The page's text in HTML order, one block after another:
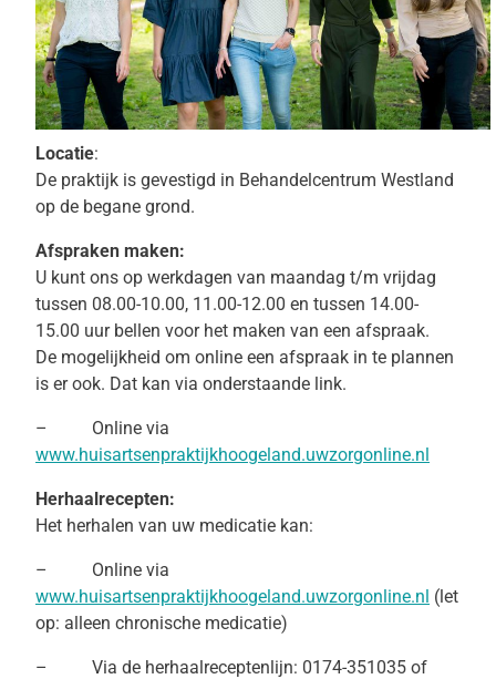
Locatie:
De praktijk is gevestigd in Behandelcentrum Westland
op de begane grond.
Afspraken maken:
U kunt ons op werkdagen van maandag t/m vrijdag
tussen 08.00-10.00, 11.00-12.00 en tussen 14.00-
15.00 uur bellen voor het maken van een afspraak.
De mogelijkheid om online een afspraak in te plannen
is er ook. Dat kan via onderstaande link.
– Online via
www.huisartsenpraktijkhoogeland.uwzorgonline.nl
Herhaalrecepten:
Het herhalen van uw medicatie kan:
– Online via
www.huisartsenpraktijkhoogeland.uwzorgonline.nl (let
op: alleen chronische medicatie)
– Via de herhaalreceptenlijn: 0174-351035 of